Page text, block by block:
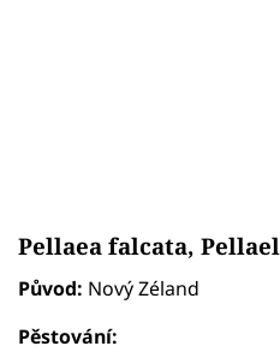
Pellaea falcata,
Původ: Nový Zéland
Pěstování: